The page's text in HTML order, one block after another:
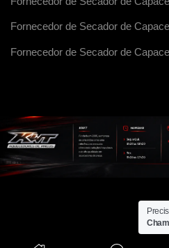
Fornecedor de Secador de
Fornecedor de Secador de